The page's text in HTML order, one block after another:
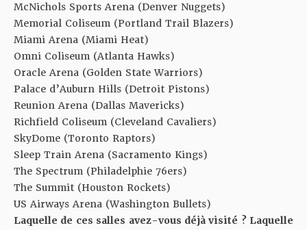
McNichols Sports Arena (Denver Nuggets)
Memorial Coliseum (Portland Trail Blazers)
Miami Arena (Miami Heat)
Omni Coliseum (Atlanta Hawks)
Oracle Arena (Golden State Warriors)
Palace d’Auburn Hills (Detroit Pistons)
Reunion Arena (Dallas Mavericks)
Richfield Coliseum (Cleveland Cavaliers)
SkyDome (Toronto Raptors)
Sleep Train Arena (Sacramento Kings)
The Spectrum (Philadelphie 76ers)
The Summit (Houston Rockets)
US Airways Arena (Washington Bullets)
Laquelle de ces salles avez-vous déjà visité ? Laquelle